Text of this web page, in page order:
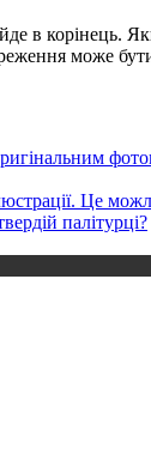
в корінець.
може
Це
палітурці?